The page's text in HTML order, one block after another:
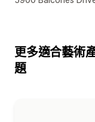
更多適合藝術
題